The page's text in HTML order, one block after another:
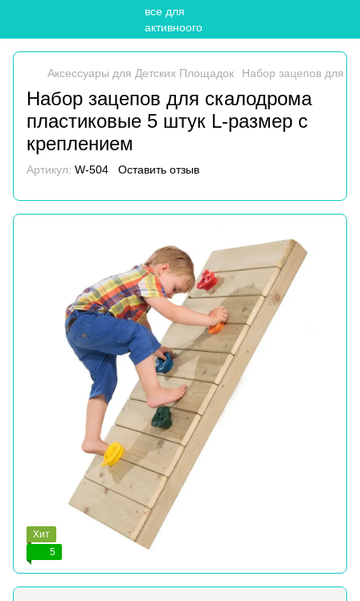
Аксессуары для Детских Площадок Набор зацепов для
Набор зацепов для скалодрома
пластиковые 5 штук L-размер с
креплением
Артикул: W-504 Оставить отзыв
Хит
5